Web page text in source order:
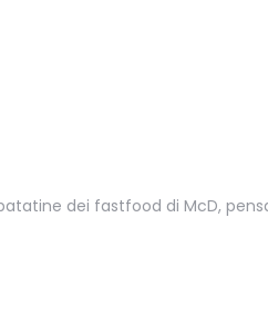
dei fastfood di McD,